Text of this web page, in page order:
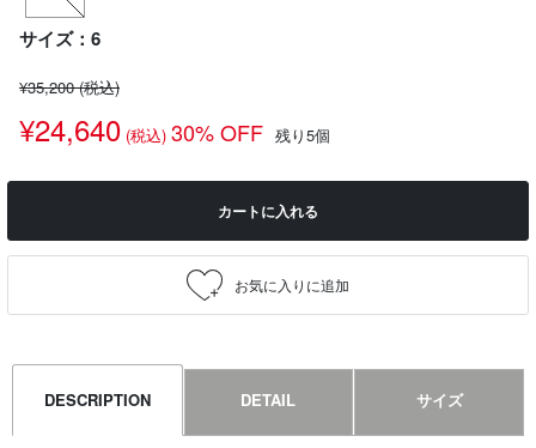
サイズ：6
¥35,200(税込)
¥24,640 (税込) 30% OFF 残り5個
カートに入れる
DESCRIPTION DETAIL サイズ